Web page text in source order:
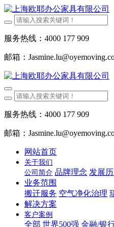
服务热线：4000 177 909
邮箱：
服务热线：4000 177 909
邮箱：
网站首页
关于我们
公司简介 品牌理念 发展
业务范围
搬迁服务 空气净化治理
解决方案
客户案例
全部 世界500强 金融/银